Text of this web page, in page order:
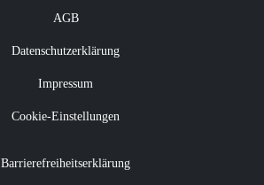
AGB
Datenschutzerklärung
Impressum
Cookie-Einstellungen
Barrierefreiheitserklärung